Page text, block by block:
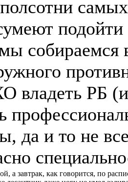
подойти
собираемся
владеть РБ
да и то не
а завтрак, как говорится, по